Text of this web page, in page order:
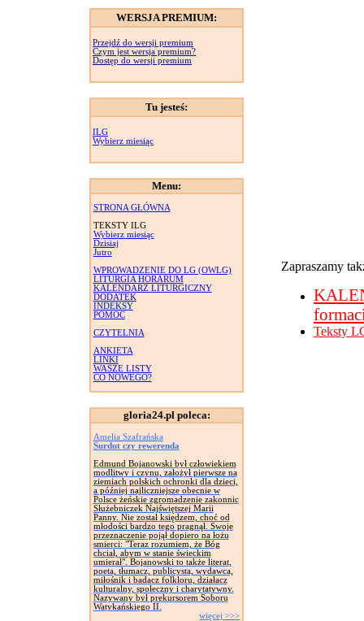
WERSJA PREMIUM:
Przejdź do wersji premium
Czym jest wersja premium?
Dostęp do wersji premium
Tu jesteś:
ILG
Wybierz miesiąc
Menu:
STRONA GŁÓWNA
TEKSTY ILG
Wybierz miesiąc
Dzisiaj
Jutro
WPROWADZENIE DO LG (OWLG)
LITURGIA HORARUM
KALENDARZ LITURGICZNY
DODATEK
INDEKSY
POMOC
CZYTELNIA
ANKIETA
LINKI
WASZE LISTY
CO NOWEGO?
gloria24.pl poleca:
Amelia Szafrańska
Surdut czy rewerenda
Edmund Bojanowski był człowiekiem
modlitwy i czynu, założył pierwsze na
ziemiach polskich ochronki dla dzieci,
a później najliczniejsze obecnie w
Polsce żeńskie zgromadzenie zakonnic
Służebniczek Najświętszej Marii
Panny. Nie został księdzem, choć od
młodości bardzo tego pragnął. Swoje
przeznaczenie pojął dopiero na łożu
smierci: "Teraz rozumiem, że Bóg
chciał, abym w stanie świeckim
umierał". Bojanowski to także literat,
poeta, tłumacz, publicysta, wydawca,
miłośnik i badacz folkloru, działacz
kulturalny, społeczny i charytatywny.
Nazywany był prekursorem Soboru
Watykańskiego II.
więcej >>>
Zapraszamy
Teksty